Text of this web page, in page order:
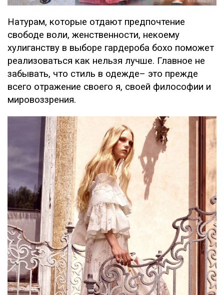
Натурам, которые отдают предпочтение
свободе воли, женственности, некоему
хулиганству в выборе гардероба бохо поможет
реализоваться как нельзя лучше. Главное не
забывать, что стиль в одежде– это прежде
всего отражение своего я, своей философии и
мировоззрения.